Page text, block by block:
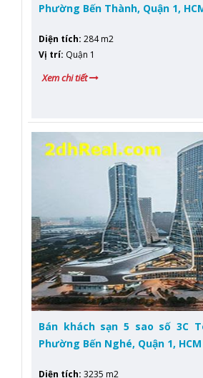
Phường Bến Thành, Quận 1,
Diện tích: 284 m2
Vị trí: Quận 1
Xem chi tiết
Bán khách sạn 5 sao số 3C
Phường Bến Nghé, Quận 1, HCM
Diện tích: 3235 m2